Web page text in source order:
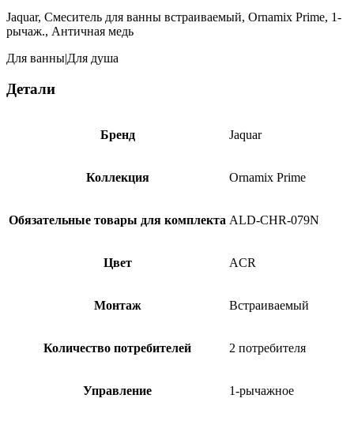
Jaquar, Смеситель для ванны встраиваемый, Ornamix Prime, 1-
рычаж., Античная медь
Для ванны|Для душа
Детали
Бренд Jaquar
Коллекция Ornamix Prime
Обязательные товары для комплекта ALD-CHR-079N
Цвет ACR
Монтаж Встраиваемый
Количество потребителей 2 потребителя
Управление 1-рычажное